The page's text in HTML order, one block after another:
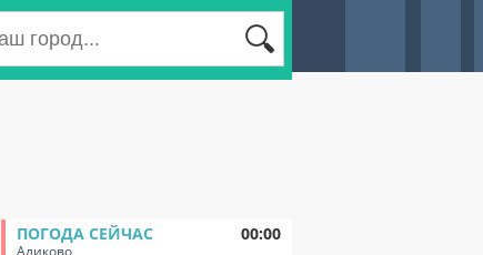
ПОГОДА СЕЙЧАС 00:00
Аликово